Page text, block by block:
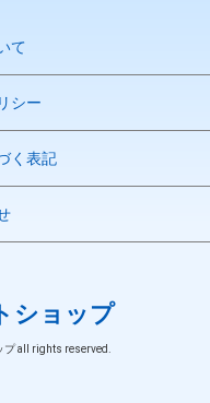
て
シー
く表記
ショップ
all rights reserved.